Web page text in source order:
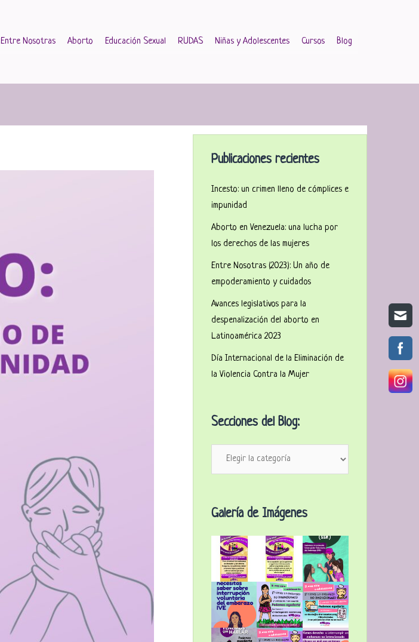
Entre Nosotras Aborto Educación Sexual RUDAS Niñas y Adolescentes Cursos Blog
Publicaciones recientes
Incesto: un crimen lleno de cómplices e
impunidad
Aborto en Venezuela: una lucha por
los derechos de las mujeres
Entre Nosotras (2023): Un año de
empoderamiento y cuidados
Avances legislativos para la
despenalización del aborto en
Latinoamérica 2023
Día Internacional de la Eliminación de
la Violencia Contra la Mujer
Secciones del Blog:
Galería de Imágenes